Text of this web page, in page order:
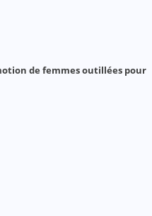
de femmes outillées pour